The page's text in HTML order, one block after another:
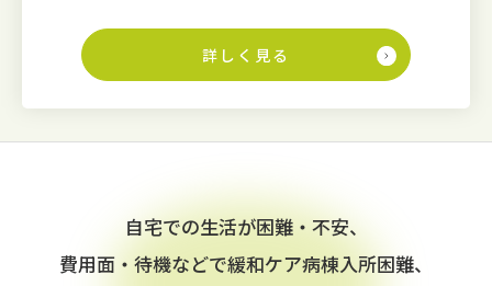
詳しく見る
自宅での生活が困難・不安、
費用面・待機などで緩和ケア病棟入所困難、